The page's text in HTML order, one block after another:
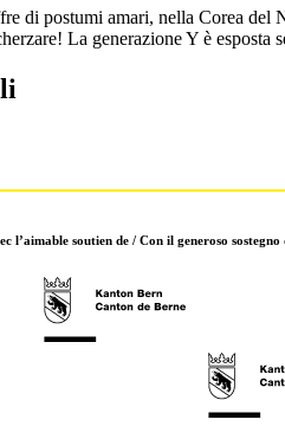
di postumi amari, nella Corea
La generazione Y è
l’aimable soutien de / Con il generoso sostegno